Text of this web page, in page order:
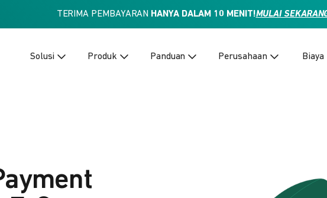
TERIMA PEMBAYARAN HANYA DALAM 10 MENIT!MULAI
Solusi Produk Panduan Perusahaan Biaya